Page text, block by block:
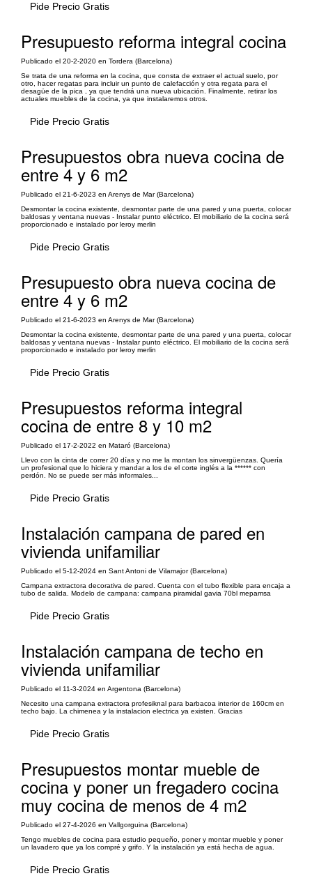
Pide Precio Gratis
Presupuesto reforma integral cocina
Publicado el 20-2-2020 en Tordera (Barcelona)
Se trata de una reforma en la cocina, que consta de extraer el actual suelo, por
otro, hacer regatas para incluir un punto de calefacción y otra regata para el
desagüe de la pica , ya que tendrá una nueva ubicación. Finalmente, retirar los
actuales muebles de la cocina, ya que instalaremos otros.
Pide Precio Gratis
Presupuestos obra nueva cocina de
entre 4 y 6 m2
Publicado el 21-6-2023 en Arenys de Mar (Barcelona)
Desmontar la cocina existente, desmontar parte de una pared y una puerta, colocar
baldosas y ventana nuevas - Instalar punto eléctrico. El mobiliario de la cocina será
proporcionado e instalado por leroy merlin
Pide Precio Gratis
Presupuesto obra nueva cocina de
entre 4 y 6 m2
Publicado el 21-6-2023 en Arenys de Mar (Barcelona)
Desmontar la cocina existente, desmontar parte de una pared y una puerta, colocar
baldosas y ventana nuevas - Instalar punto eléctrico. El mobiliario de la cocina será
proporcionado e instalado por leroy merlin
Pide Precio Gratis
Presupuestos reforma integral
cocina de entre 8 y 10 m2
Publicado el 17-2-2022 en Mataró (Barcelona)
Llevo con la cinta de correr 20 días y no me la montan los sinvergüenzas. Quería
un profesional que lo hiciera y mandar a los de el corte inglés a la ****** con
perdón. No se puede ser más informales...
Pide Precio Gratis
Instalación campana de pared en
vivienda unifamiliar
Publicado el 5-12-2024 en Sant Antoni de Vilamajor (Barcelona)
Campana extractora decorativa de pared. Cuenta con el tubo flexible para encaja a
tubo de salida. Modelo de campana: campana piramidal gavia 70bl mepamsa
Pide Precio Gratis
Instalación campana de techo en
vivienda unifamiliar
Publicado el 11-3-2024 en Argentona (Barcelona)
Necesito una campana extractora profesiknal para barbacoa interior de 160cm en
techo bajo. La chimenea y la instalacion electrica ya existen. Gracias
Pide Precio Gratis
Presupuestos montar mueble de
cocina y poner un fregadero cocina
muy cocina de menos de 4 m2
Publicado el 27-4-2026 en Vallgorguina (Barcelona)
Tengo muebles de cocina para estudio pequeño, poner y montar mueble y poner
un lavadero que ya los compré y grifo. Y la instalación ya está hecha de agua.
Pide Precio Gratis